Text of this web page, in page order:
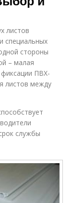
листов
специальных
стороны
– малая
ПВХ-
листов между
службы